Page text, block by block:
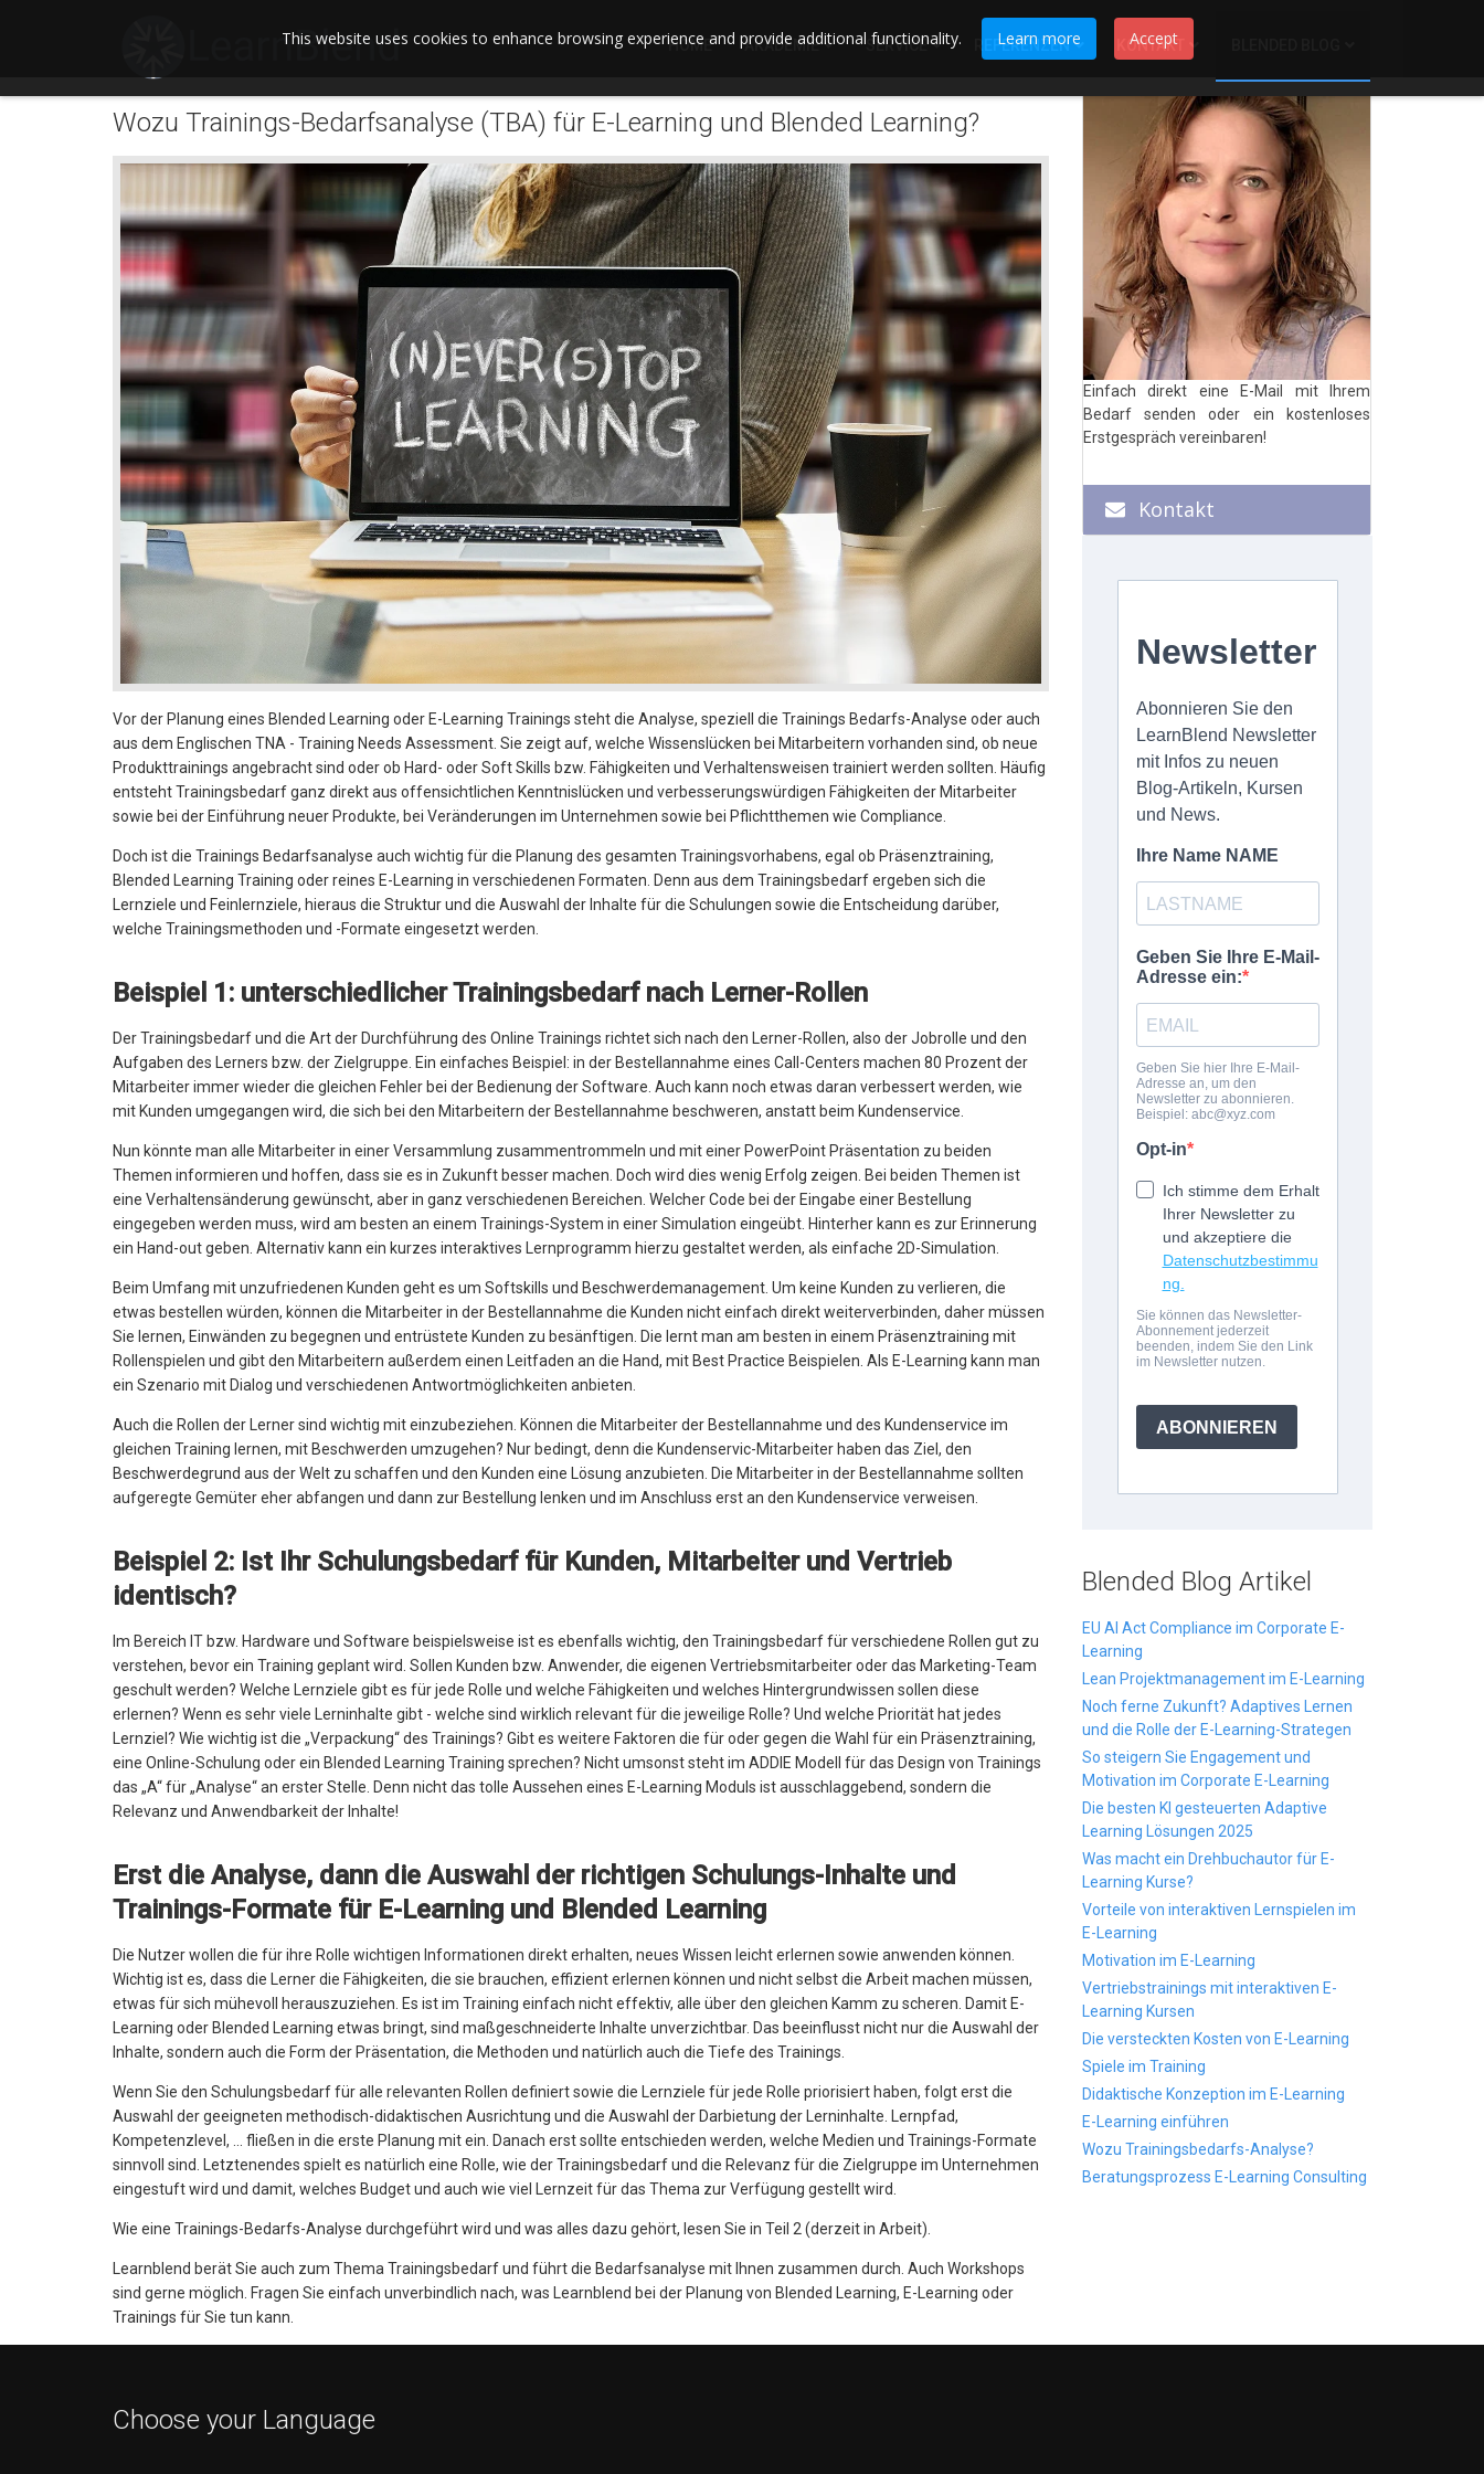
HOME AKADEMIE SERVICE REFERENZEN KONTAKT
Wozu Trainings-Bedarfsanalyse (TBA) für E-Learning und Blended Learning?
Vor der Planung eines Blended Learning oder E-Learning Trainings steht die Analyse, speziell die Trainings Bedarfs-Analyse oder auch
aus dem Englischen TNA - Training Needs Assessment. Sie zeigt auf, welche Wissenslücken bei Mitarbeitern vorhanden sind, ob neue
Produkttrainings angebracht sind oder ob Hard- oder Soft Skills bzw. Fähigkeiten und Verhaltensweisen trainiert werden sollten. Häufig
entsteht Trainingsbedarf ganz direkt aus offensichtlichen Kenntnislücken und verbesserungswürdigen Fähigkeiten der Mitarbeiter
sowie bei der Einführung neuer Produkte, bei Veränderungen im Unternehmen sowie bei Pflichtthemen wie Compliance.
Doch ist die Trainings Bedarfsanalyse auch wichtig für die Planung des gesamten Trainingsvorhabens, egal ob Präsenztraining,
Blended Learning Training oder reines E-Learning in verschiedenen Formaten. Denn aus dem Trainingsbedarf ergeben sich die
Lernziele und Feinlernziele, hieraus die Struktur und die Auswahl der Inhalte für die Schulungen sowie die Entscheidung darüber,
welche Trainingsmethoden und -Formate eingesetzt werden.
Beispiel 1: unterschiedlicher Trainingsbedarf nach Lerner-Rollen
Der Trainingsbedarf und die Art der Durchführung des Online Trainings richtet sich nach den Lerner-Rollen, also der Jobrolle und den
Aufgaben des Lerners bzw. der Zielgruppe. Ein einfaches Beispiel: in der Bestellannahme eines Call-Centers machen 80 Prozent der
Mitarbeiter immer wieder die gleichen Fehler bei der Bedienung der Software. Auch kann noch etwas daran verbessert werden, wie
mit Kunden umgegangen wird, die sich bei den Mitarbeitern der Bestellannahme beschweren, anstatt beim Kundenservice.
Nun könnte man alle Mitarbeiter in einer Versammlung zusammentrommeln und mit einer PowerPoint Präsentation zu beiden
Themen informieren und hoffen, dass sie es in Zukunft besser machen. Doch wird dies wenig Erfolg zeigen. Bei beiden Themen ist
eine Verhaltensänderung gewünscht, aber in ganz verschiedenen Bereichen. Welcher Code bei der Eingabe einer Bestellung
eingegeben werden muss, wird am besten an einem Trainings-System in einer Simulation eingeübt. Hinterher kann es zur Erinnerung
ein Hand-out geben. Alternativ kann ein kurzes interaktives Lernprogramm hierzu gestaltet werden, als einfache 2D-Simulation.
Beim Umfang mit unzufriedenen Kunden geht es um Softskills und Beschwerdemanagement. Um keine Kunden zu verlieren, die
etwas bestellen würden, können die Mitarbeiter in der Bestellannahme die Kunden nicht einfach direkt weiterverbinden, daher müssen
Sie lernen, Einwänden zu begegnen und entrüstete Kunden zu besänftigen. Die lernt man am besten in einem Präsenztraining mit
Rollenspielen und gibt den Mitarbeitern außerdem einen Leitfaden an die Hand, mit Best Practice Beispielen. Als E-Learning kann man
ein Szenario mit Dialog und verschiedenen Antwortmöglichkeiten anbieten.
Auch die Rollen der Lerner sind wichtig mit einzubeziehen. Können die Mitarbeiter der Bestellannahme und des Kundenservice im
gleichen Training lernen, mit Beschwerden umzugehen? Nur bedingt, denn die Kundenservic-Mitarbeiter haben das Ziel, den
Beschwerdegrund aus der Welt zu schaffen und den Kunden eine Lösung anzubieten. Die Mitarbeiter in der Bestellannahme sollten
aufgeregte Gemüter eher abfangen und dann zur Bestellung lenken und im Anschluss erst an den Kundenservice verweisen.
Beispiel 2: Ist Ihr Schulungsbedarf für Kunden, Mitarbeiter und Vertrieb
identisch?
Im Bereich IT bzw. Hardware und Software beispielsweise ist es ebenfalls wichtig, den Trainingsbedarf für verschiedene Rollen gut zu
verstehen, bevor ein Training geplant wird. Sollen Kunden bzw. Anwender, die eigenen Vertriebsmitarbeiter oder das Marketing-Team
geschult werden? Welche Lernziele gibt es für jede Rolle und welche Fähigkeiten und welches Hintergrundwissen sollen diese
erlernen? Wenn es sehr viele Lerninhalte gibt - welche sind wirklich relevant für die jeweilige Rolle? Und welche Priorität hat jedes
Lernziel? Wie wichtig ist die „Verpackung“ des Trainings? Gibt es weitere Faktoren die für oder gegen die Wahl für ein Präsenztraining,
eine Online-Schulung oder ein Blended Learning Training sprechen? Nicht umsonst steht im ADDIE Modell für das Design von Trainings
das „A“ für „Analyse“ an erster Stelle. Denn nicht das tolle Aussehen eines E-Learning Moduls ist ausschlaggebend, sondern die
Relevanz und Anwendbarkeit der Inhalte!
Erst die Analyse, dann die Auswahl der richtigen Schulungs-Inhalte und
Trainings-Formate für E-Learning und Blended Learning
Die Nutzer wollen die für ihre Rolle wichtigen Informationen direkt erhalten, neues Wissen leicht erlernen sowie anwenden können.
Wichtig ist es, dass die Lerner die Fähigkeiten, die sie brauchen, effizient erlernen können und nicht selbst die Arbeit machen müssen,
etwas für sich mühevoll herauszuziehen. Es ist im Training einfach nicht effektiv, alle über den gleichen Kamm zu scheren. Damit E-
Learning oder Blended Learning etwas bringt, sind maßgeschneiderte Inhalte unverzichtbar. Das beeinflusst nicht nur die Auswahl der
Inhalte, sondern auch die Form der Präsentation, die Methoden und natürlich auch die Tiefe des Trainings.
Wenn Sie den Schulungsbedarf für alle relevanten Rollen definiert sowie die Lernziele für jede Rolle priorisiert haben, folgt erst die
Auswahl der geeigneten methodisch-didaktischen Ausrichtung und die Auswahl der Darbietung der Lerninhalte. Lernpfad,
Kompetenzlevel, ... fließen in die erste Planung mit ein. Danach erst sollte entschieden werden, welche Medien und Trainings-Formate
sinnvoll sind. Letztenendes spielt es natürlich eine Rolle, wie der Trainingsbedarf und die Relevanz für die Zielgruppe im Unternehmen
eingestuft wird und damit, welches Budget und auch wie viel Lernzeit für das Thema zur Verfügung gestellt wird.
Wie eine Trainings-Bedarfs-Analyse durchgeführt wird und was alles dazu gehört, lesen Sie in Teil 2 (derzeit in Arbeit).
Learnblend berät Sie auch zum Thema Trainingsbedarf und führt die Bedarfsanalyse mit Ihnen zusammen durch. Auch Workshops
sind gerne möglich. Fragen Sie einfach unverbindlich nach, was Learnblend bei der Planung von Blended Learning, E-Learning oder
Trainings für Sie tun kann.
Einfach direkt eine E-Mail mit Ihrem
Bedarf senden oder ein kostenloses
Erstgespräch vereinbaren!
Kontakt
Blended Blog Artikel
EU AI Act Compliance im Corporate E-
Learning
Lean Projektmanagement im E-Learning
Noch ferne Zukunft? Adaptives Lernen
und die Rolle der E-Learning-Strategen
So steigern Sie Engagement und
Motivation im Corporate E-Learning
Die besten KI gesteuerten Adaptive
Learning Lösungen 2025
Was macht ein Drehbuchautor für E-
Learning Kurse?
Vorteile von interaktiven Lernspielen im
E-Learning
Motivation im E-Learning
Vertriebstrainings mit interaktiven E-
Learning Kursen
Die versteckten Kosten von E-Learning
Spiele im Training
Didaktische Konzeption im E-Learning
E-Learning einführen
Wozu Trainingsbedarfs-Analyse?
Beratungsprozess E-Learning Consulting
Choose your Language
This website uses cookies to enhance browsing experience and provide additional functionality. Learn more Accept